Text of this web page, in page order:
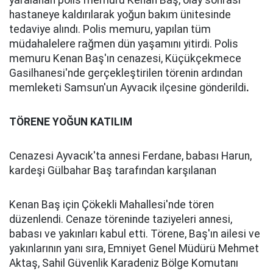
hastaneye kaldırılarak yoğun bakım ünitesinde
tedaviye alındı. Polis memuru, yapılan tüm
müdahalelere rağmen dün yaşamını yitirdi. Polis
memuru Kenan Baş'ın cenazesi, Küçükçekmece
Gasilhanesi'nde gerçekleştirilen törenin ardından
memleketi Samsun'un Ayvacık ilçesine gönderildi.
TÖRENE YOĞUN KATILIM
Cenazesi Ayvacık'ta annesi Ferdane, babası Harun,
kardeşi Gülbahar Baş tarafından karşılanan
Kenan Baş için Çökekli Mahallesi'nde tören
düzenlendi. Cenaze töreninde taziyeleri annesi,
babası ve yakınları kabul etti. Törene, Baş'ın ailesi ve
yakınlarının yanı sıra, Emniyet Genel Müdürü Mehmet
Aktaş, Sahil Güvenlik Karadeniz Bölge Komutanı